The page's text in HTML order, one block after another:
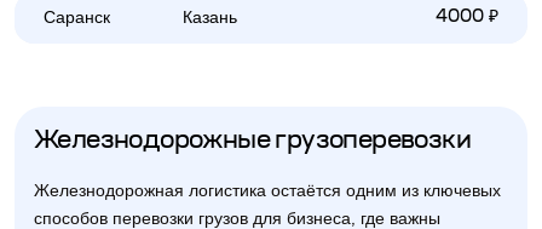
Саранск Казань 4000 ₽
Железнодорожные грузоперевозки
Железнодорожная логистика остаётся одним из ключевых
способов перевозки грузов для бизнеса, где важны